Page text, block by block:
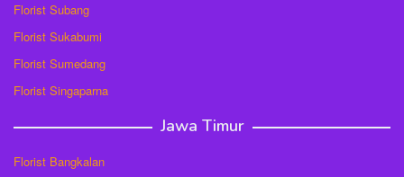
Florist Subang
Florist Sukabumi
Florist Sumedang
Florist Singaparna
Jawa Timur
Florist Bangkalan